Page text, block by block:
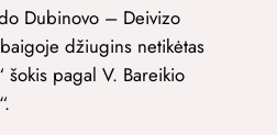
Dubinovo – Deivizo
džiugins netikėtas
šokis pagal V. Bareikio